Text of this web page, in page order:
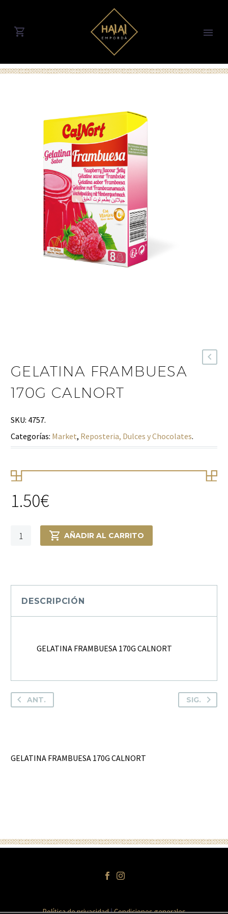
GELATINA FRAMBUESA
170G CALNORT
SKU: 4757.
Categorías: Market, Reposteria, Dulces y Chocolates.
1.50€
GELATINA
FRAMBUESA
AÑADIR AL CARRITO
DESCRIPCIÓN
GELATINA FRAMBUESA 170G CALNORT
ANT. SIG.
GELATINA FRAMBUESA 170G CALNORT
Política de privacidad Condiciones generales